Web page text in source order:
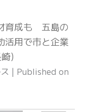
育成も 五島の
活用で市と企業
)
Published on